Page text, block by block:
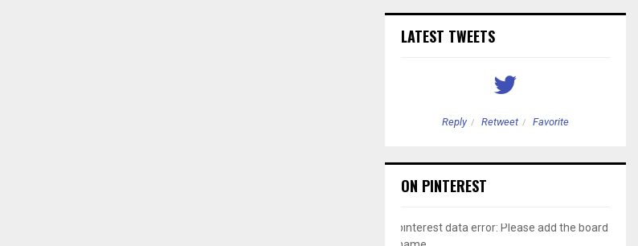
LATEST TWEETS
Reply Retweet Favorite
ON PINTEREST
pinterest data error: Please add the board